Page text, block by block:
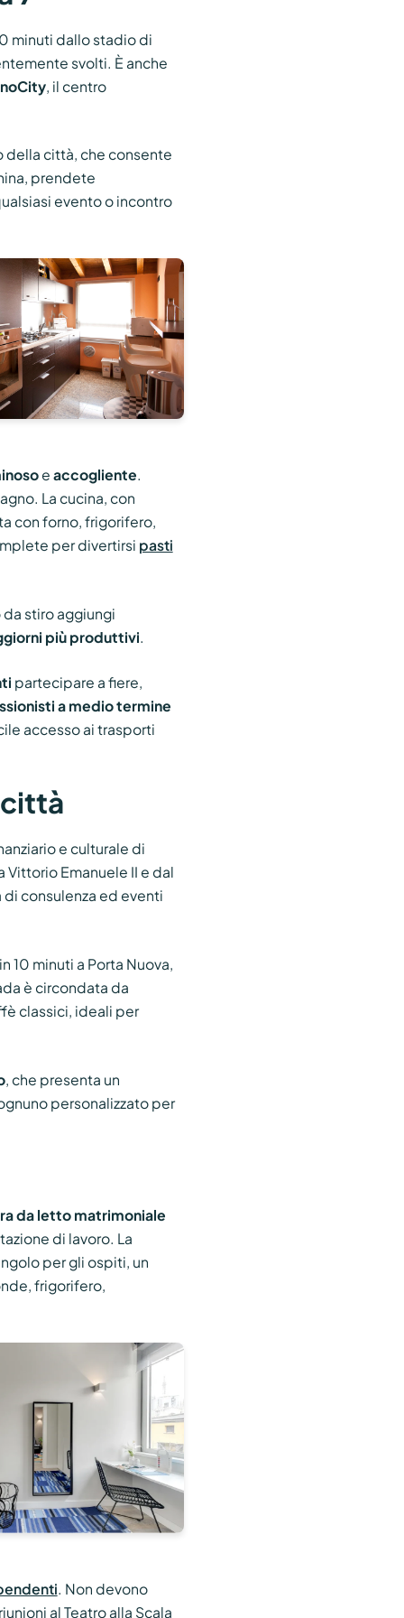
minuti dallo stadio di
svolti. È anche
, il centro
della città, che consente
prendete
evento o incontro
e accogliente.
La cucina, con
con forno, frigorifero,
per divertirsi pasti
da stiro aggiungi
più produttivi.
partecipare a fiere,
a medio termine
accesso ai trasporti
e culturale di
Vittorio Emanuele II e dal
di consulenza ed eventi
10 minuti a Porta Nuova,
è circondata da
classici, ideali per
, che presenta un
personalizzato per
da letto matrimoniale
di lavoro. La
per gli ospiti, un
frigorifero,
. Non devono
al Teatro alla Scala